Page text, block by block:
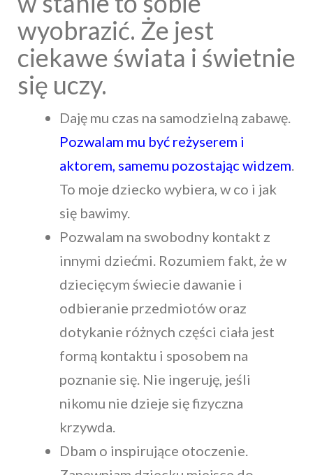
wyobrazić. Że jest
ciekawe świata i świetnie
się uczy.
Daję mu czas na samodzielną zabawę.
Pozwalam mu być reżyserem i
aktorem, samemu pozostając widzem.
To moje dziecko wybiera, w co i jak
się bawimy.
Pozwalam na swobodny kontakt z
innymi dziećmi. Rozumiem fakt, że w
dziecięcym świecie dawanie i
odbieranie przedmiotów oraz
dotykanie różnych części ciała jest
formą kontaktu i sposobem na
poznanie się. Nie ingeruję, jeśli
nikomu nie dzieje się fizyczna
krzywda.
Dbam o inspirujące otoczenie.